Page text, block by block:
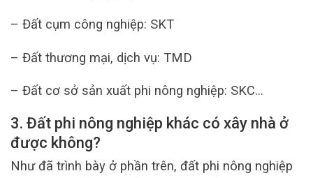
– Đất cụm công nghiệp: SKT
– Đất thương mại, dịch vụ: TMD
– Đất cơ sở sản xuất phi nông nghiệp: SKC…
3. Đất phi nông nghiệp khác có xây nhà ở
được không?
Như đã trình bày ở phần trên, đất phi nông nghiệp